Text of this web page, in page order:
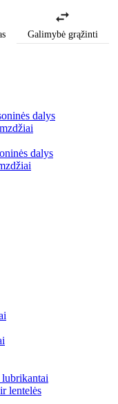
Galimybė grąžinti
dalys
dalys
lentelės